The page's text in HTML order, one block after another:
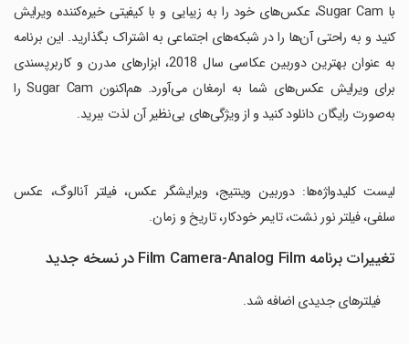
‏با Sugar Cam، عکس‌های خود را به زیبایی و با کیفیتی خیره‌کننده ویرایش
کنید و به راحتی آن‌ها را در شبکه‌های اجتماعی به اشتراک بگذارید. این برنامه
به عنوان بهترین دوربین عکاسی سال 2018، ابزارهای مدرن و کاربرپسندی
برای ویرایش عکس‌های شما به ارمغان می‌آورد. هم‌اکنون Sugar Cam را
به‌صورت رایگان دانلود کنید و از ویژگی‌های بی‌نظیر آن لذت ببرید.
‏لیست کلیدواژه‌ها: دوربین وینتیج، ویرایشگر عکس، فیلتر آنالوگ، عکس
سلفی، فیلتر نور نشت، تایمر خودکار، تاریخ و زمان.
تغییرات برنامه Film Camera-Analog Film در نسخه جدید
فیلترهای جدیدی اضافه شد.